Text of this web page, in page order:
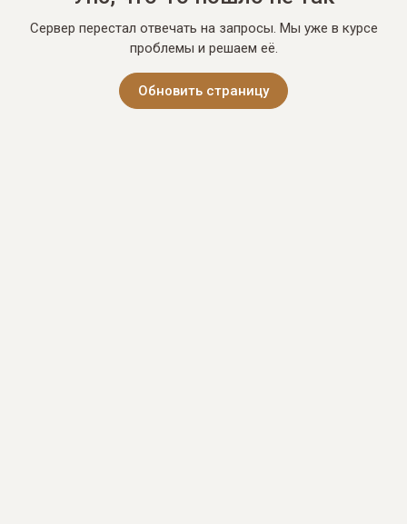
Сервер перестал отвечать на запросы. Мы уже в курсе
проблемы и решаем её.
Обновить страницу